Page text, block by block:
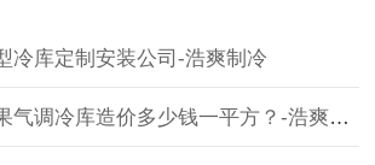
冷库定制安装公司-浩爽制冷
气调冷库造价多少钱一平方？-浩爽制冷